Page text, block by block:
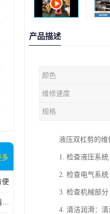
多
便
双鼓铣挖机 维护方便 施工精度高
产品描述
颜色
维修速度
规格
液压双杠剪的维
1. 检查液压系
2. 检查电气系
3. 检查机械部
4. 清洁润滑：